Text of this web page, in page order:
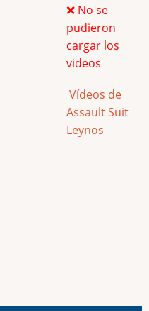
❌ No se
pudieron
cargar los
videos
Vídeos de
Assault Suit
Leynos